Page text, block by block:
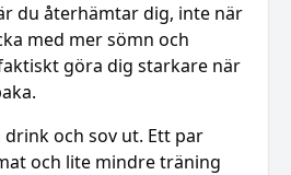
du återhämtar dig, inte när
med mer sömn och
göra dig starkare när
drink och sov ut. Ett par
och lite mindre träning